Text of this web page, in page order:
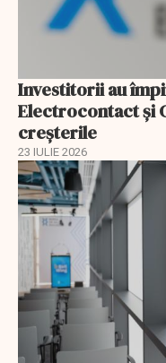
Investitorii au
Electrocontact și
creșterile
23 IULIE 2026